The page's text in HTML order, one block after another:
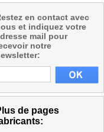
en contact avec
et indiquez votre
mail pour
notre
de pages